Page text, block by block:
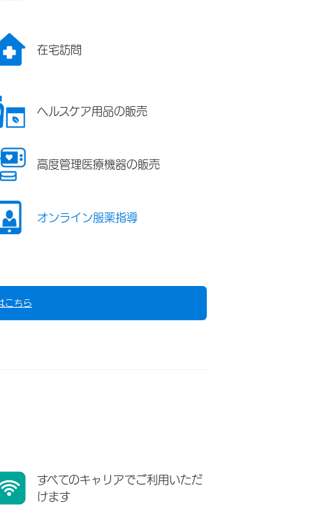
在宅訪問
ヘルスケア用品の販売
高度管理医療機器の販売
オンライン服薬指導
こちら
すべてのキャリアでご利用いただ
けます